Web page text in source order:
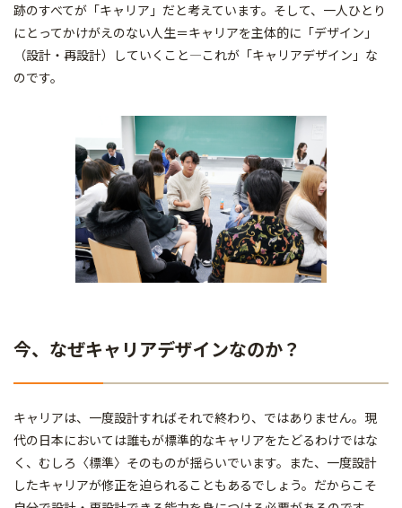
跡のすべてが「キャリア」だと考えています。そして、一人ひとり
にとってかけがえのない人生＝キャリアを主体的に「デザイン」
（設計・再設計）していくこと―これが「キャリアデザイン」な
のです。
今、なぜキャリアデザインなのか？
キャリアは、一度設計すればそれで終わり、ではありません。現
代の日本においては誰もが標準的なキャリアをたどるわけではな
く、むしろ〈標準〉そのものが揺らいでいます。また、一度設計
したキャリアが修正を迫られることもあるでしょう。だからこそ